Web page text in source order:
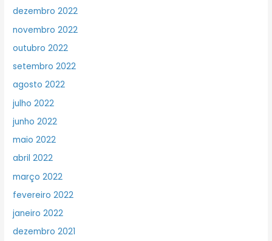
dezembro 2022
novembro 2022
outubro 2022
setembro 2022
agosto 2022
julho 2022
junho 2022
maio 2022
abril 2022
março 2022
fevereiro 2022
janeiro 2022
dezembro 2021